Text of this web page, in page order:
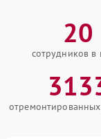
20
сотрудников в
отремонтированных